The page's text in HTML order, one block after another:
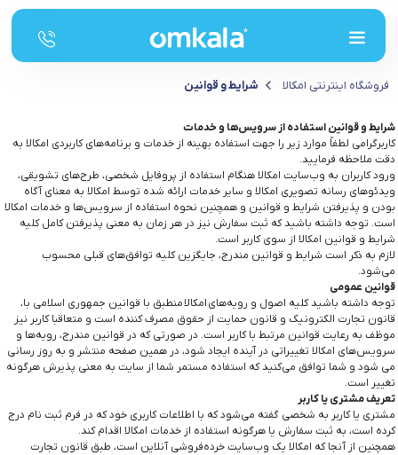
فروشگاه اینترنتی امکالا شرایط و قوانین
شرایط و قوانین استفاده از سرویس‌ها و خدمات
کاربرگرامی لطفاً موارد زیر را جهت استفاده بهینه از خدمات و برنامه‌‏های کاربردی امکالا به
دقت ملاحظه فرمایید.
ورود کاربران به وب‏‌سایت امکالا هنگام استفاده از پروفایل شخصی، طرح‏‌های تشویقی،
ویدئوهای رسانه تصویری امکالا و سایر خدمات ارائه شده توسط امکالا به معنای آگاه
بودن و پذیرفتن شرایط و قوانین و همچنین نحوه استفاده از سرویس‌‏ها و خدمات امکالا
است. توجه داشته باشید که ثبت سفارش نیز در هر زمان به معنی پذیرفتن کامل کلیه
شرایط و قوانین امکالا از سوی کاربر است.
لازم به ذکر است شرایط و قوانین مندرج، جایگزین کلیه توافق‏‌های قبلی محسوب
می‏‌شود.
قوانین عمومی
توجه داشته باشید کلیه اصول و رویه‏‌های امکالا منطبق با قوانین جمهوری اسلامی با،
قانون تجارت الکترونیک و قانون حمایت از حقوق مصرف کننده است و متعاقبا کاربر نیز
موظف به رعایت قوانین مرتبط با کاربر است. در صورتی که در قوانین مندرج، رویه‏‌ها و
سرویس‏‌های امکالا تغییراتی در آینده ایجاد شود، در همین صفحه منتشر و به روز رسانی
می شود و شما توافق می‏‌کنید که استفاده مستمر شما از سایت به معنی پذیرش هرگونه
تغییر است.
تعریف مشتری یا کاربر
مشتری یا کاربر به شخصی گفته می‌شود که با اطلاعات کاربری خود که در فرم ثبت نام درج
کرده است، به ثبت سفارش یا هرگونه استفاده از خدمات امکالا اقدام کند.
همچنین از آنجا که امکالا یک وب‌سایت خرده‌فروشی آنلاین است، طبق قانون تجارت